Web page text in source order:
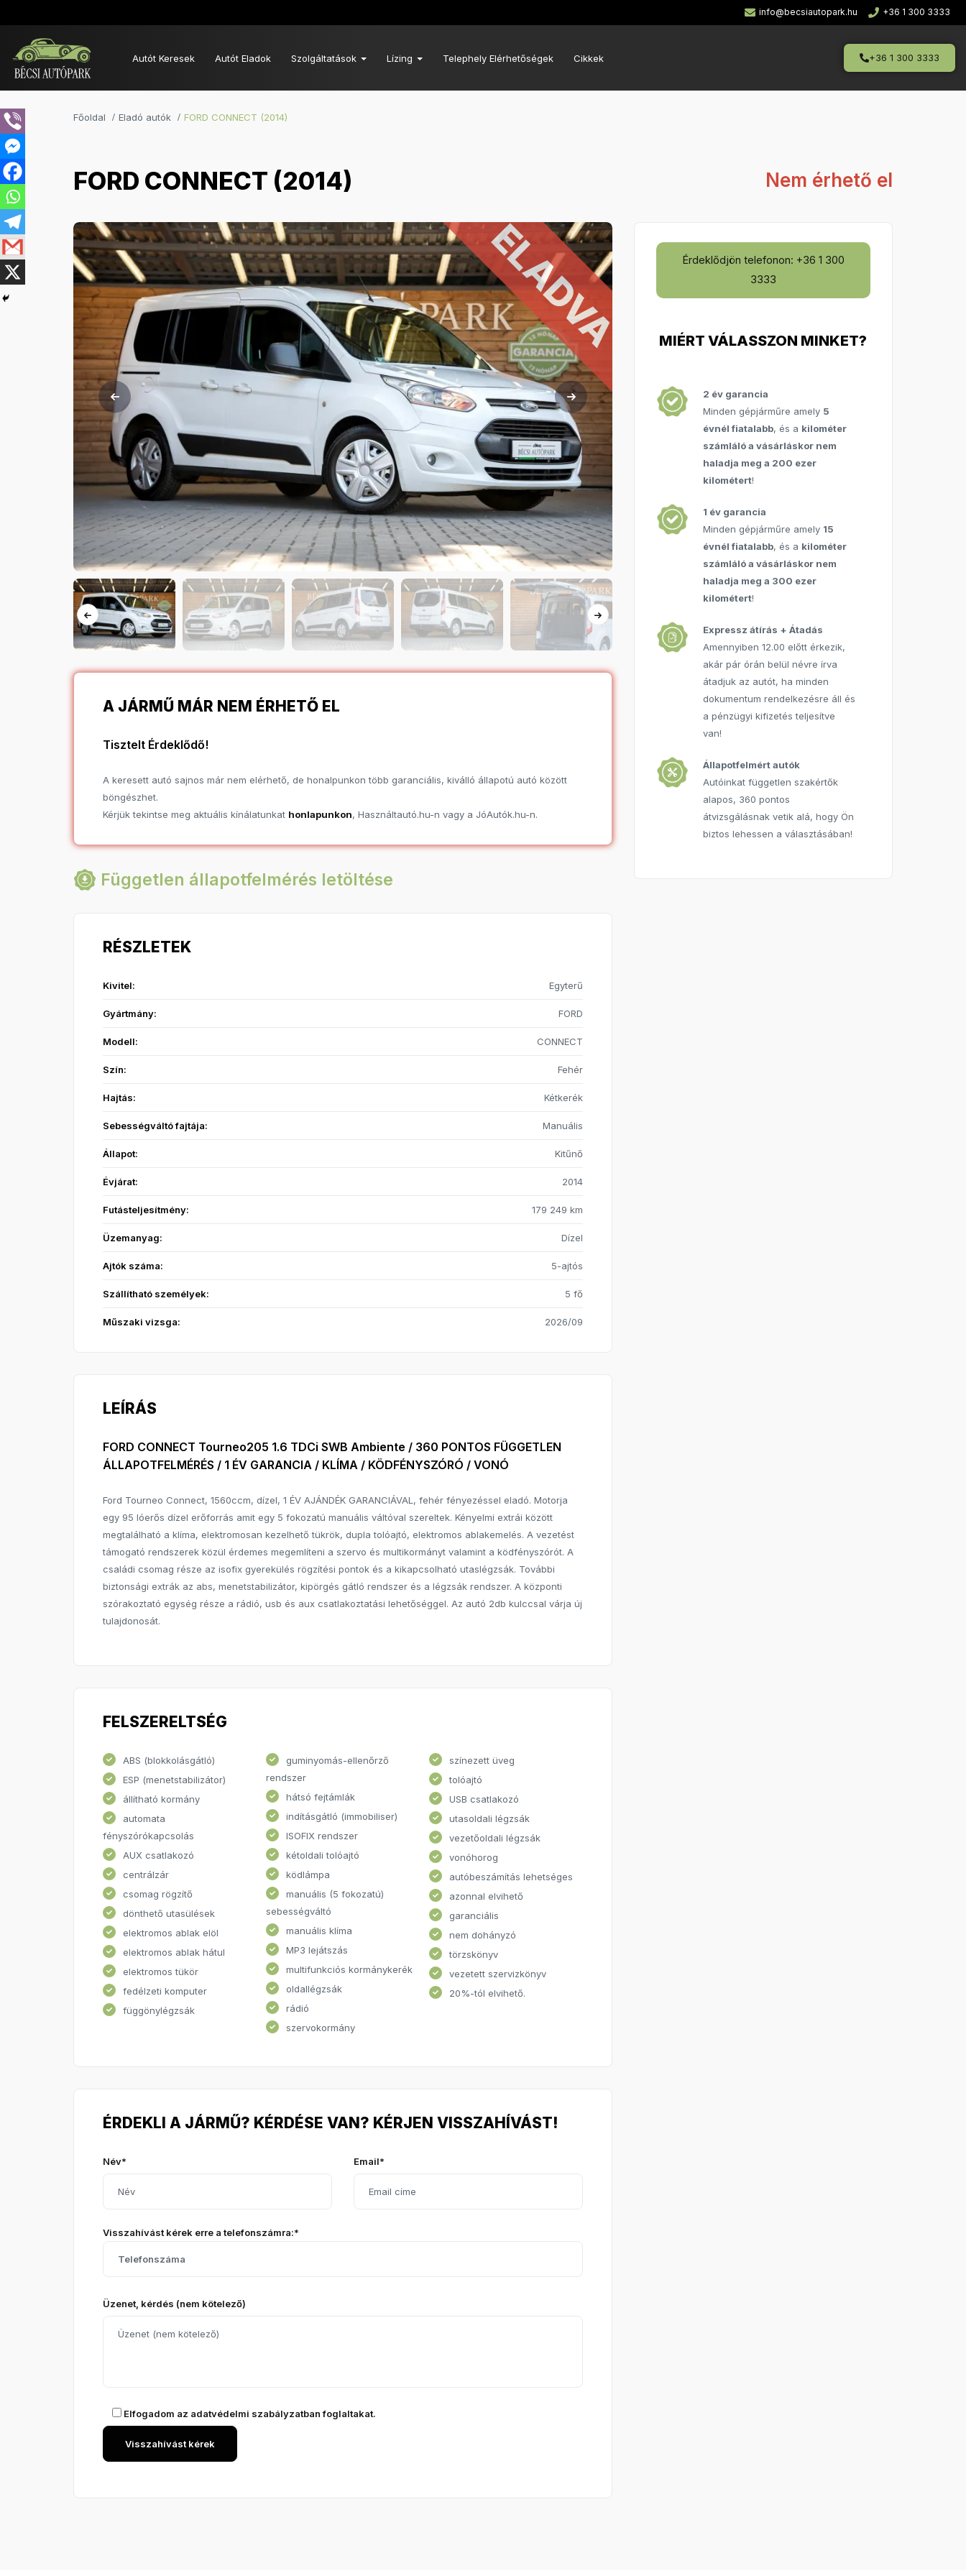
info@becsiautopark.hu +36 1 300 3333
Autót Keresek Autót Eladok Szolgáltatások Lízing Telephely Elérhetőségek Cikkek +36 1 300 3333
Főoldal Eladó autók FORD CONNECT (2014)
FORD CONNECT (2014) Nem érhető el
A JÁRMŰ MÁR NEM ÉRHETŐ EL
Tisztelt Érdeklődő!
A keresett autó sajnos már nem elérhető, de honalpunkon több garanciális, kiválló állapotú autó között
böngészhet.
Kérjük tekintse meg aktuális kínálatunkat honlapunkon, Használtautó.hu-n vagy a JóAutók.hu-n.
Független állapotfelmérés letöltése
RÉSZLETEK
Kivitel: Egyterű
Gyártmány: FORD
Modell: CONNECT
Szín: Fehér
Hajtás: Kétkerék
Sebességváltó fajtája: Manuális
Állapot: Kitűnő
Évjárat: 2014
Futásteljesítmény: 179 249 km
Üzemanyag: Dízel
Ajtók száma: 5-ajtós
Szállítható személyek: 5 fő
Műszaki vizsga: 2026/09
LEÍRÁS
FORD CONNECT Tourneo205 1.6 TDCi SWB Ambiente / 360 PONTOS FÜGGETLEN
ÁLLAPOTFELMÉRÉS / 1 ÉV GARANCIA / KLÍMA / KÖDFÉNYSZÓRÓ / VONÓ
Ford Tourneo Connect, 1560ccm, dízel, 1 ÉV AJÁNDÉK GARANCIÁVAL, fehér fényezéssel eladó. Motorja
egy 95 lóerős dízel erőforrás amit egy 5 fokozatú manuális váltóval szereltek. Kényelmi extrái között
megtalálható a klíma, elektromosan kezelhető tükrök, dupla tolóajtó, elektromos ablakemelés. A vezetést
támogató rendszerek közül érdemes megemlíteni a szervo és multikormányt valamint a ködfényszórót. A
családi csomag része az isofix gyerekülés rögzítési pontok és a kikapcsolható utaslégzsák. További
biztonsági extrák az abs, menetstabilizátor, kipörgés gátló rendszer és a légzsák rendszer. A központi
szórakoztató egység része a rádió, usb és aux csatlakoztatási lehetőséggel. Az autó 2db kulccsal várja új
tulajdonosát.
Érdeklődjön telefonon: +36 1 300
3333
MIÉRT VÁLASSZON MINKET?
2 év garancia
Minden gépjárműre amely 5
évnél fiatalabb, és a kilométer
számláló a vásárláskor nem
haladja meg a 200 ezer
kilométert!
1 év garancia
Minden gépjárműre amely 15
évnél fiatalabb, és a kilométer
számláló a vásárláskor nem
haladja meg a 300 ezer
kilométert!
Expressz átírás + Átadás
Amennyiben 12.00 előtt érkezik,
akár pár órán belül névre írva
átadjuk az autót, ha minden
dokumentum rendelkezésre áll és
a pénzügyi kifizetés teljesítve
van!
Állapotfelmért autók
Autóinkat független szakértők
alapos, 360 pontos
átvizsgálásnak vetik alá, hogy Ön
biztos lehessen a választásában!
FELSZERELTSÉG
ABS (blokkolásgátló)
ESP (menetstabilizátor)
állítható kormány
automata
fényszórókapcsolás
AUX csatlakozó
centrálzár
csomag rögzítő
dönthető utasülések
elektromos ablak elöl
elektromos ablak hátul
elektromos tükör
fedélzeti komputer
függönylégzsák
guminyomás-ellenőrző
rendszer
hátsó fejtámlák
indításgátló (immobiliser)
ISOFIX rendszer
kétoldali tolóajtó
ködlámpa
manuális (5 fokozatú)
sebességváltó
manuális klíma
MP3 lejátszás
multifunkciós kormánykerék
oldallégzsák
rádió
szervokormány
színezett üveg
tolóajtó
USB csatlakozó
utasoldali légzsák
vezetőoldali légzsák
vonóhorog
autóbeszámítás lehetséges
azonnal elvihető
garanciális
nem dohányzó
törzskönyv
vezetett szervizkönyv
20%-tól elvihető.
ÉRDEKLI A JÁRMŰ? KÉRDÉSE VAN? KÉRJEN VISSZAHÍVÁST!
Név* Email*
Visszahívást kérek erre a telefonszámra:*
Üzenet, kérdés (nem kötelező)
Elfogadom az adatvédelmi szabályzatbanfoglaltakat.